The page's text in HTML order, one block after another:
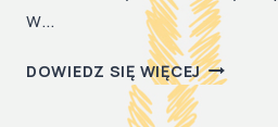
w…
DOWIEDZ SIĘ WIĘCEJZDROWIE
JAMY